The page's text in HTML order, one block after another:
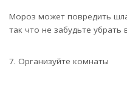
Мороз может повредить
так что не забудьте убрать
7. Организуйте комнаты